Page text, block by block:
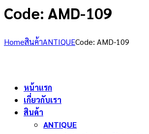
Code: AMD-109
Homeสินค้าANTIQUECode: AMD-109
หน้าแรก
เกี่ยวกับเรา
สินค้า
ANTIQUE